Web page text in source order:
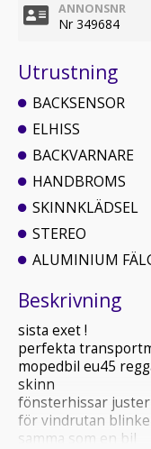
ANNONSNR
Nr 349684
Utrustning
BACKSENSOR
ELHISS
BACKVARNARE
HANDBROMS
SKINNKLÄDSEL
STEREO
ALUMINIUM
Beskrivning
sista exet !
perfekta
mopedbil eu45
skinn
fönsterhissar
för vindrutan
samma som en bil